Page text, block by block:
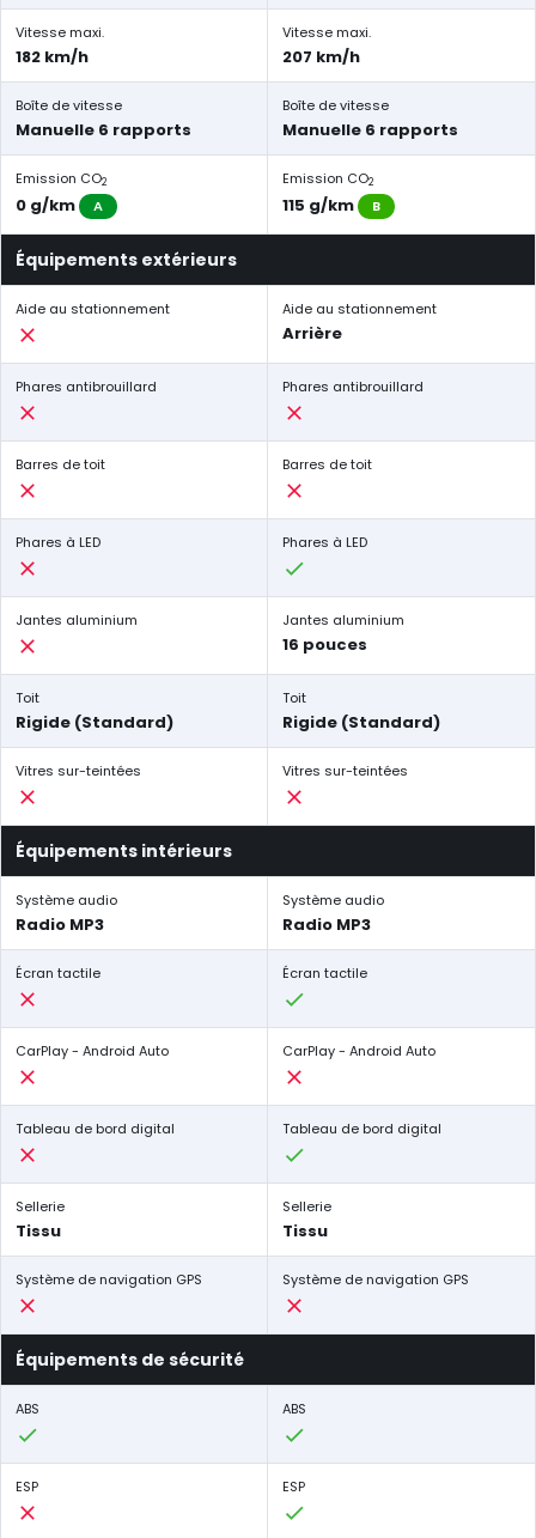
Vitesse maxi.
182 km/h
Vitesse maxi.
207 km/h
Boîte de vitesse
Manuelle 6 rapports
Boîte de vitesse
Manuelle 6 rapports
Emission CO2
0 g/km A
Emission CO2
115 g/km B
Équipements extérieurs
Aide au stationnement Aide au stationnement
Arrière
Phares antibrouillard Phares antibrouillard
Barres de toit Barres de toit
Phares à LED Phares à LED
Jantes aluminium Jantes aluminium
16 pouces
Toit
Rigide (Standard)
Toit
Rigide (Standard)
Vitres sur-teintées Vitres sur-teintées
Équipements intérieurs
Système audio
Radio MP3
Système audio
Radio MP3
Écran tactile Écran tactile
CarPlay - Android Auto CarPlay - Android Auto
Tableau de bord digital Tableau de bord digital
Sellerie
Tissu
Sellerie
Tissu
Système de navigation GPS Système de navigation GPS
Équipements de sécurité
ABS ABS
ESP ESP